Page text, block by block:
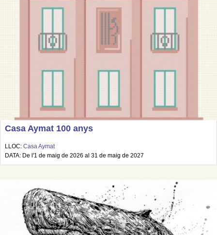
Casa Aymat 100 anys
LLOC: Casa Aymat
DATA: De l'1 de maig de 2026 al 31 de maig de 2027